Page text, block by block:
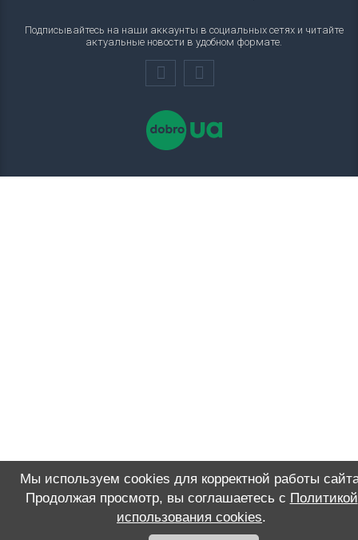
Подписывайтесь на наши аккаунты в социальных сетях и читайте
актуальные новости в удобном формате.
Мы используем cookies для корректной работы
Продолжая просмотр, вы соглашаетесь с Политикой
использования cookies.